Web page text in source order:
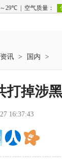
资讯 > 国内 >
打掉涉
16:37:43